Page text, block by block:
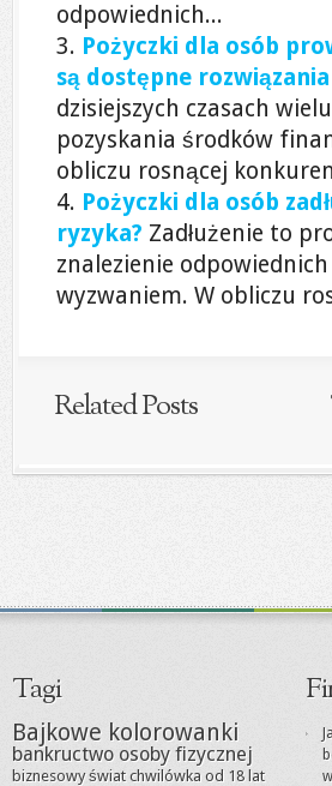
odpowiednich...
Pożyczki dla osób
są dostępne
dzisiejszych czasach
pozyskania środków
obliczu rosnącej
Pożyczki dla osób
ryzyka? Zadłużenie to
znalezienie
wyzwaniem. W obliczu
Related Posts
Tagi
Bajkowe kolorowanki
bankructwo osoby fizycznej
biznesowy świat chwilówka od 18 lat